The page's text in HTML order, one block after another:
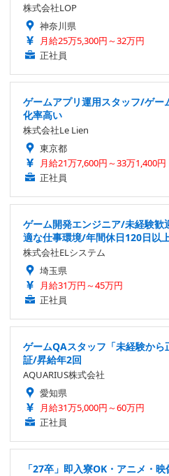
株式会社LOP
神奈川県
月給25万5,300円～32万円
正社員
ゲームアプリ運用スタッフ/ゲ
化率高い
株式会社Le Lien
東京都
月給21万7,600円～33万1,400円
正社員
ゲーム開発エンジニア/未経験
適な仕事環境/年間休日120日以
株式会社ELシステム
埼玉県
月給31万円～45万円
正社員
ゲームQAスタッフ「未経験か
証/昇給年2回
AQUARIUS株式会社
愛知県
月給31万5,000円～60万円
正社員
「27卒」即入寮OK・アニメ・